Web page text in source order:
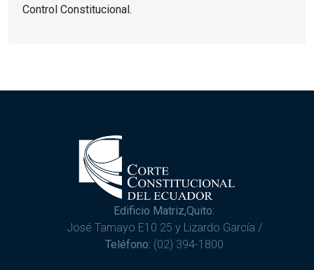
Control Constitucional.
Edificio Matriz,Quito:
José Tamayo E10 25 y Lizardo García /
Teléfono: (02) 394-1800